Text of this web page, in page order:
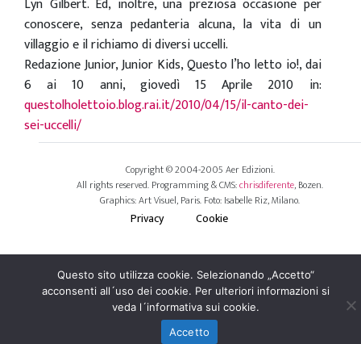
Lyn Gilbert. Ed, inoltre, una preziosa occasione per
conoscere, senza pedanteria alcuna, la vita di un
villaggio e il richiamo di diversi uccelli.
Redazione Junior, Junior Kids, Questo l’ho letto io!, dai
6 ai 10 anni, giovedì 15 Aprile 2010 in:
questolholettoio.blog.rai.it/2010/04/15/il-canto-dei-
sei-uccelli/
Copyright © 2004-2005 Aer Edizioni.
All rights reserved. Programming & CMS:chrisdiferente, Bozen.
Graphics: Art Visuel, Paris. Foto: Isabelle Riz, Milano.
Privacy Cookie
Questo sito utilizza cookie. Selezionando „Accetto“
acconsenti all´uso dei cookie. Per ulteriori informazioni si
veda l´informativa sui cookie.
Accetto